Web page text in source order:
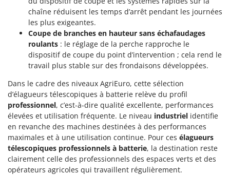
chaîne réduisent les temps d’arrêt pendant les journées
les plus exigeantes.
Coupe de branches en hauteur sans échafaudages
roulants : le réglage de la perche rapproche le
dispositif de coupe du point d’intervention ; cela rend le
travail plus stable sur des frondaisons développées.
Dans le cadre des niveaux AgriEuro, cette sélection
d’élagueurs télescopiques à batterie relève du profil
professionnel, c’est-à-dire qualité excellente, performances
élevées et utilisation fréquente. Le niveau industriel identifie
en revanche des machines destinées à des performances
maximales et à une utilisation continue. Pour ces élagueurs
télescopiques professionnels à batterie, la destination reste
clairement celle des professionnels des espaces verts et des
opérateurs agricoles qui travaillent régulièrement.